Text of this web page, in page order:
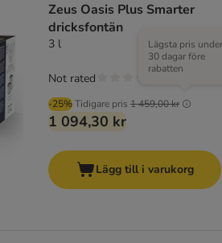
Zeus Oasis Plus Smarter
dricksfontän
3 l
-25%Tidigare pris 1 459,00 kr
Lägsta pris under
30 dagar före
rabatten
1 094,30 kr
Not rated
Lägg till i varukorg